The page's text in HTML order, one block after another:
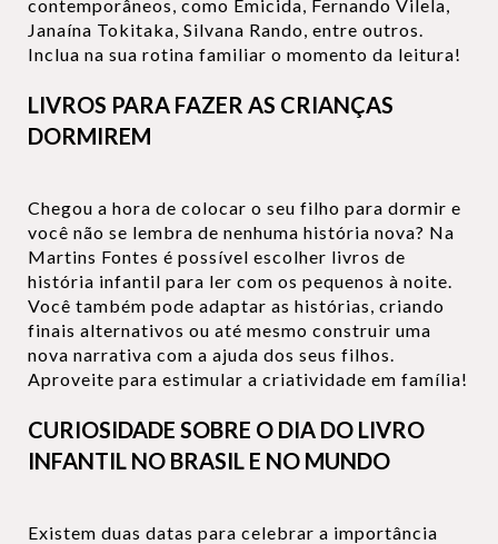
contemporâneos, como Emicida, Fernando Vilela,
Janaína Tokitaka, Silvana Rando, entre outros.
Inclua na sua rotina familiar o momento da leitura!
LIVROS PARA FAZER AS CRIANÇAS
DORMIREM
Chegou a hora de colocar o seu filho para dormir e
você não se lembra de nenhuma história nova? Na
Martins Fontes é possível escolher livros de
história infantil para ler com os pequenos à noite.
Você também pode adaptar as histórias, criando
finais alternativos ou até mesmo construir uma
nova narrativa com a ajuda dos seus filhos.
Aproveite para estimular a criatividade em família!
CURIOSIDADE SOBRE O DIA DO LIVRO
INFANTIL NO BRASIL E NO MUNDO
Existem duas datas para celebrar a importância